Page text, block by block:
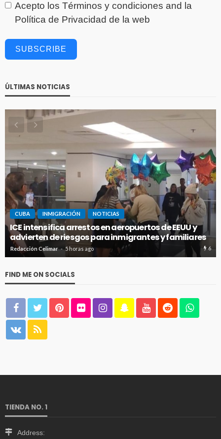
Acepto los Términos y condiciones and la
Política de Privacidad de la web
SUBSCRIBE
ÚLTIMAS NOTICIAS
CUBA INMIGRACIÓN NOTICIAS
Panamá expulsa a cubanoamericano buscado en
Florida por presunto narcotráfico
Redacción Celimar 1 día ago 5
FIND ME ON SOCIALS
TIENDA NO. 1
Address: